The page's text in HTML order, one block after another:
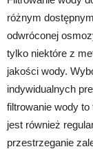
różnym
odwróconej
tylko niektóre z
jakości wody.
indywidualnych
filtrowanie wody
jest również
przestrzeganie